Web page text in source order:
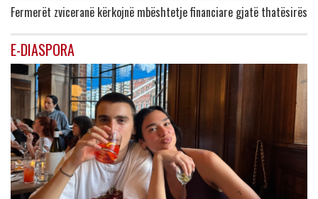
Fermerët zviceranë kërkojnë mbështetje financiare gjatë thatësirës
E-DIASPORA